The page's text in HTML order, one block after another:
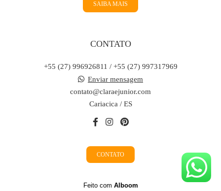
SAIBA MAIS
CONTATO
+55 (27) 996926811 / +55 (27) 997317969
Enviar mensagem
contato@claraejunior.com
Cariacica / ES
CONTATO
Feito com Alboom